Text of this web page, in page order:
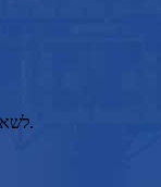
לשאלות לגבי המוצרים שלנו, אנא השאירו לנו את הדואר האלקטרוני שלכם ופנו אלינו תוך 24 שעות.